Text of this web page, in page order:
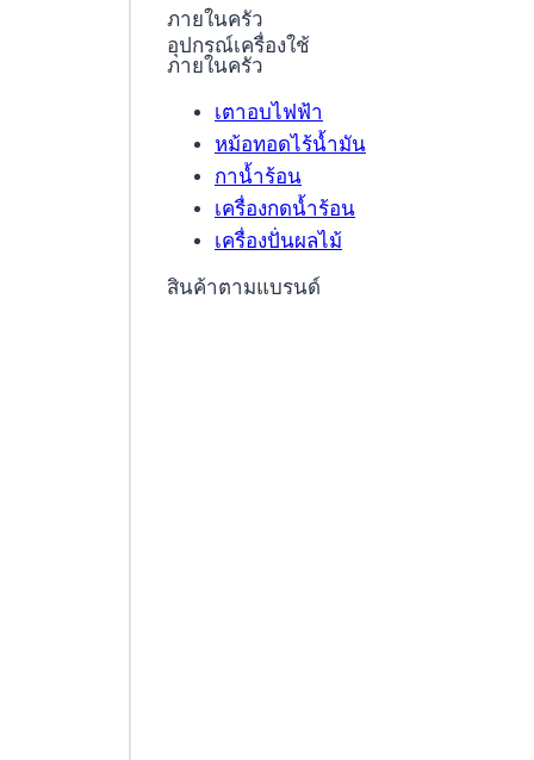
ภายในครัว
อุปกรณ์เครื่องใช้
ภายในครัว
เตาอบไฟฟ้า
หม้อทอดไร้น้ำมัน
กาน้ำร้อน
เครื่องกดน้ำร้อน
เครื่องปั่นผลไม้
สินค้าตามแบรนด์